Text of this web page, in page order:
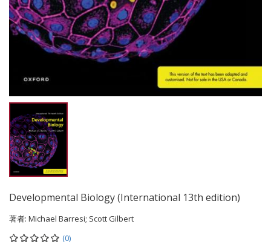
Developmental Biology (International 13th edition)
著者: Michael Barresi; Scott Gilbert
(0)